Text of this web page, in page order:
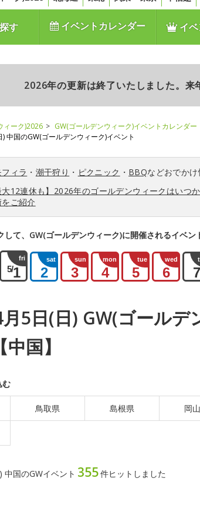
す イベントカレンダー イベ
2026年の更新は終了いたしました。来
ィーク)2026 GW(ゴールデンウィーク)イベントカレンダー
中国のGW(ゴールデンウィーク)イベント
ィラ ・ 潮干狩り ・ ピクニック ・ BBQなどおでか
大12連休も】2026年のゴールデンウィークはいつ
ご紹介
して、GW(ゴールデンウィーク)に開催されるイベン
fri
5/1
sat
2
sun
3
mon
4
tue
5
wed
6 7
5日(日) GW(ゴールデ
国】
む
鳥取県 島根県 岡
中国のGWイベント 355件ヒットしました